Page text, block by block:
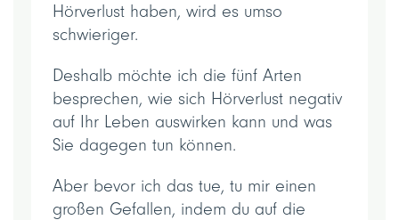
Hörverlust haben, wird es umso
schwieriger.
Deshalb möchte ich die fünf Arten
besprechen, wie sich Hörverlust negativ
auf Ihr Leben auswirken kann und was
Sie dagegen tun können.
Aber bevor ich das tue, tu mir einen
großen Gefallen, indem du auf die